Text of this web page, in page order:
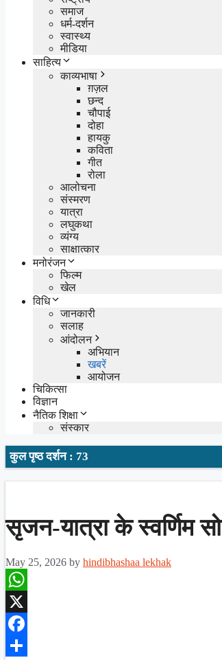
समाज
धर्म-दर्शन
स्वास्थ्य
मीडिया
साहित्य
काव्यभाषा
ग़ज़ल
छन्द
चौपाई
दोहा
हायकु
कविता
गीत
रोला
आलोचना
संस्मरण
यात्रा
लघुकथा
व्यंग्य
साक्षात्कार
मनोरंजन
फिल्म
खेल
विधि
जानकारी
सलाह
आंदोलन
अभियान
खबरें
आयोजन
चिकित्सा
विज्ञान
नैतिक शिक्षा
संस्कार
कुल पृष्ठ दर्शन : 73
सृजन-यात्रा के स्वर्णिम
May 25, 2026 by hindibhashaa lekhak
WhatsApp
X
Facebook